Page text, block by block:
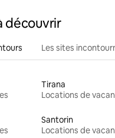
découvrir
Les sites
Tirana
Locations de
Santorin
Locations de